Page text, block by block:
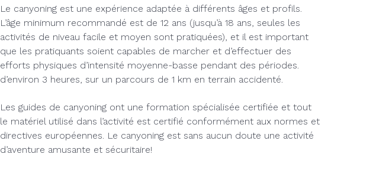
Le canyoning est une expérience adaptée à différents âges et profils.
L’âge minimum recommandé est de 12 ans (jusqu’à 18 ans, seules les
activités de niveau facile et moyen sont pratiquées), et il est important
que les pratiquants soient capables de marcher et d’effectuer des
efforts physiques d’intensité moyenne-basse pendant des périodes.
d’environ 3 heures, sur un parcours de 1 km en terrain accidenté.
Les guides de canyoning ont une formation spécialisée certifiée et tout
le matériel utilisé dans l’activité est certifié conformément aux normes et
directives européennes. Le canyoning est sans aucun doute une activité
d’aventure amusante et sécuritaire!